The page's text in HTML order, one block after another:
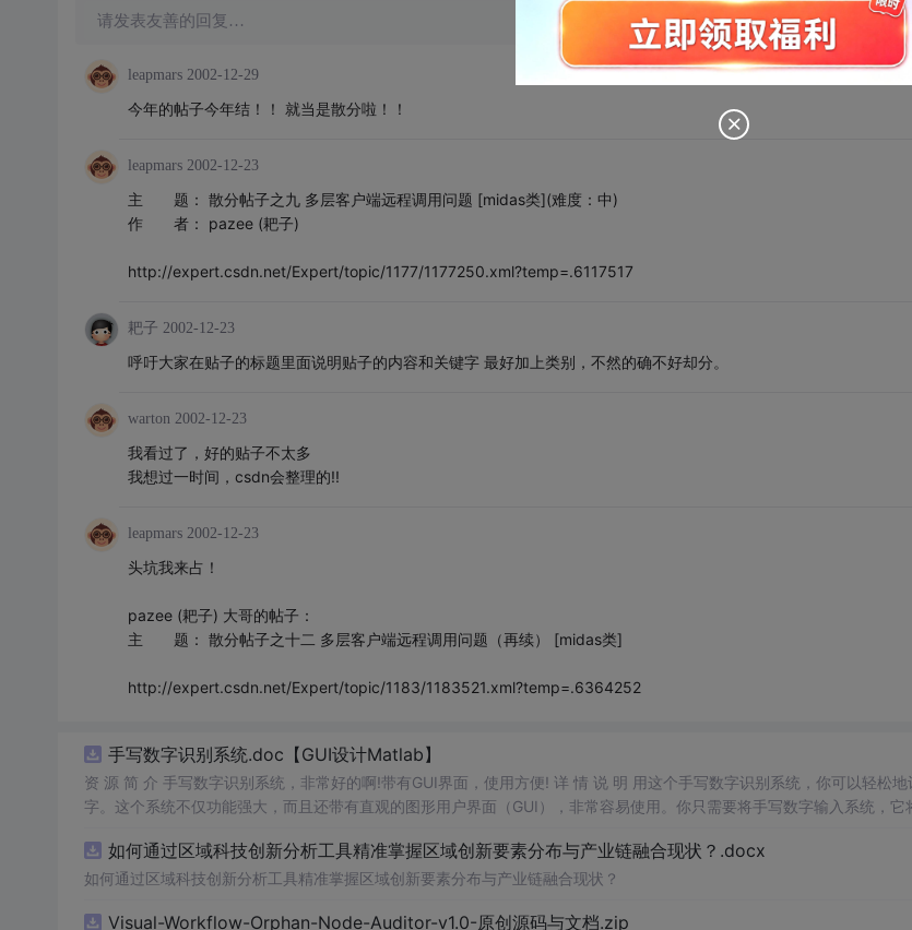
请发表友善的回复…
leapmars 2002-12-29
今年的帖子今年结！！ 就当是散分啦！！
leapmars 2002-12-23
主 题： 散分帖子之九 多层客户端远程调用问题 [midas类](难度：中)
作 者： pazee (耙子)
http://expert.csdn.net/Expert/topic/1177/1177250.xml?temp=.6117517
耙子 2002-12-23
呼吁大家在贴子的标题里面说明贴子的内容和关键字 最好加上类别，不然的确不好却分。
warton 2002-12-23
我看过了，好的贴子不太多
我想过一时间，csdn会整理的!!
leapmars 2002-12-23
头坑我来占！
pazee (耙子) 大哥的帖子：
主 题： 散分帖子之十二 多层客户端远程调用问题（再续） [midas类]
http://expert.csdn.net/Expert/topic/1183/1183521.xml?temp=.6364252
手写数字识别系统.doc【GUI设计Matlab】
资 源 简 介 手写数字识别系统，非常好的啊!带有GUI界面，使用方便! 详 情 说 明 用这个手写数字识别系统，你可以轻松地
字。这个系统不仅功能强大，而且还带有直观的图形用户界面（GUI），非常容易使用。你只需要将手写数字输入系统，它
便和实用的工具，你一定会喜欢它的！
如何通过区域科技创新分析工具精准掌握区域创新要素分布与产业链融合现状？.docx
如何通过区域科技创新分析工具精准掌握区域创新要素分布与产业链融合现状？
Visual-Workflow-Orphan-Node-Auditor-v1.0-原创源码与文档.zip